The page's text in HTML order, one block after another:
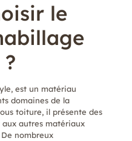
le
est un matériau
domaines de la
toiture, il présente des
autres matériaux
nombreux